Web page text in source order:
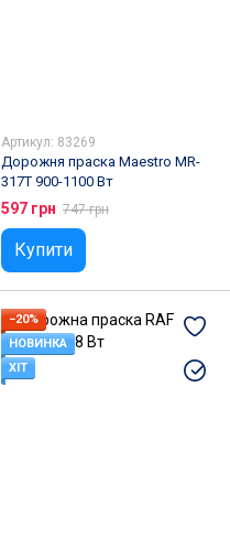
Артикул: 83269
Дорожня праска Maestro MR-
317T 900-1100 Вт
597 грн 747 грн
Купити
−20%
НОВИНКА
ХІТ